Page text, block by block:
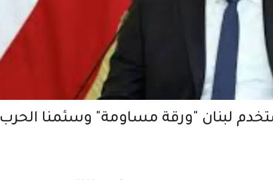
لبنان "ورقة مساومة" وسئمنا الحرب